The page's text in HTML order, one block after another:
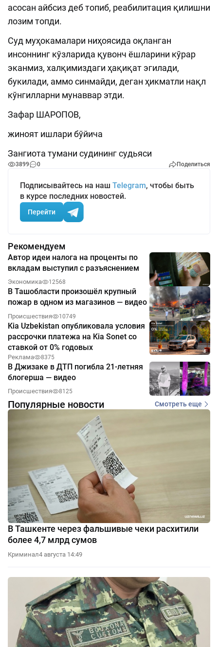
асосан айбсиз деб топиб, реабилитация қилишни
лозим топди.
Суд муҳокамалари ниҳоясида оқланган
инсоннинг кўзларида қувонч ёшларини кўрар
эканмиз, халқимиздаги ҳа­қи­қат эгилади,
букилади, аммо синмайди, деган ҳикматли нақл
кўнгилларни му­­наввар этди.
Зафар ШАРОПОВ,
жиноят ишлари бўйича
Зангиота тумани судининг судьяси
3899 0 Поделиться
Подписывайтесь на наш Telegram, чтобы быть
в курсе последних новостей.
Перейти
Рекомендуем
Автор идеи налога на проценты по
вкладам выступил с разъяснением
Экономика 12568
В Ташобласти произошёл крупный
пожар в одном из магазинов — видео
Происшествия 10749
Kia Uzbekistan опубликовала условия
рассрочки платежа на Kia Sonet со
ставкой от 0% годовых
Реклама 8375
В Джизаке в ДТП погибла 21-летняя
блогерша — видео
Происшествия 8125
Популярные новости Смотреть еще
В Ташкенте через фальшивые чеки расхитили
более 4,7 млрд сумов
Криминал4 августа 14:49